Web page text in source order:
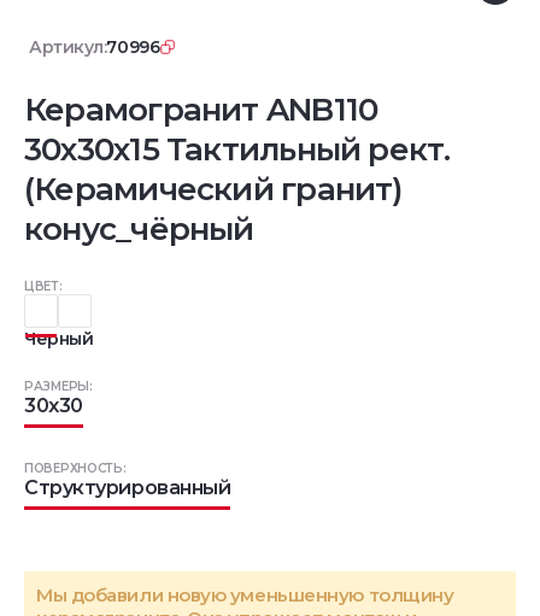
Артикул:70996
Керамогранит ANB110
30x30x15 Тактильный рект.
(Керамический гранит)
конус_чёрный
ЦВЕТ:
Черный
РАЗМЕРЫ:
30x30
ПОВЕРХНОСТЬ:
Структурированный
Мы добавили новую уменьшенную толщину